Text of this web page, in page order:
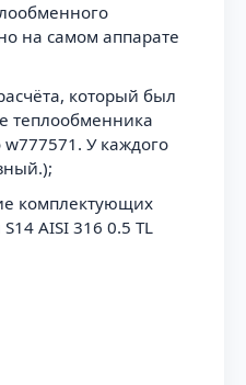
на самом аппарате
который был
теплообменника
У каждого
комплектующих
AISI 316 0.5 TL